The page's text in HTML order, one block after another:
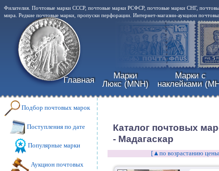
Филателия. Почтовые марки СССР, почтовые марки РСФСР, почтовые марки СНГ,
мира. Редкие почтовые марки, пропуски перфорации. Интернет-магазин-аукцион
Главная
Марки
Люкс (MNH)
Марки с
наклейками
Подбор почтовых марок
Поступления по дате
Популярные марки
Аукцион почтовых
Каталог почтовых
- Мадагаскар
[▲по возрастанию